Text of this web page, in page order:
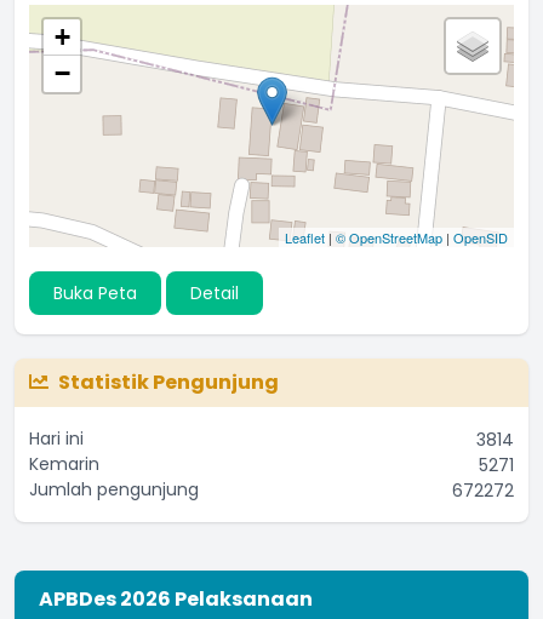
+
−
Leaflet | © OpenStreetMap | OpenSID
Buka Peta Detail
Statistik Pengunjung
Hari ini
3814
Kemarin
5271
Jumlah pengunjung
672272
APBDes 2026 Pelaksanaan